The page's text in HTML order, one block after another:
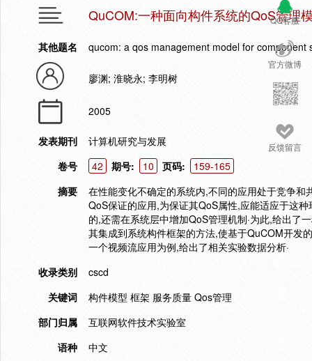
QQ客服
官方微博
反馈留言
QuCOM:一种面向构件系统的QoS管理
其他题名 qucom: a qos management model for component
廖渊; 淮晓永; 李明树
2005
发表期刊
计算机研究与发展
卷号
42 期号: 10 页码:
159-165
摘要
在性能变化不确定的系统内,不同的应用处于竞争
QoS保证的应用,为保证其QoS属性,应能适应于这
的,还需在系统层中增加QoS管理机制·为此,给出
其集成到系统构件框架的方法,使基于QuCOM开发
一个视频流应用为例,给出了相关实验数据分析·
收录类别
cscd
关键词
构件模型 框架 服务质量 Qos管理
部门归属
互联网软件技术实验室
语种
中文